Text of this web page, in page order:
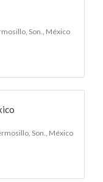
Son., México
Son., México